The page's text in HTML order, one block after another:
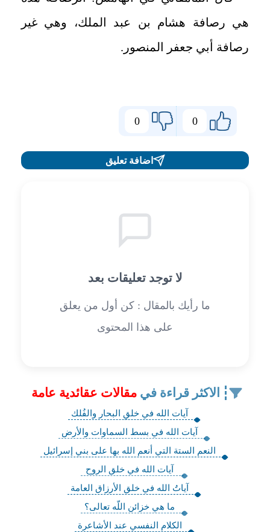
هي رصافة هشام بن عبد الملك، وهي غير
رصافة أبي جعفر المنصور.
0
0
اضافة تعليق
لا توجد تعليقات بعد
ما رأيك بالمقال : كن أول من يعلق
على هذا المحتوى
الاكثر قراءة في مقالات عقائدية عامة
آيات الله في خلقِ البحار والفُلك‏
آيات الله في بسط السماوات والأرض‏
النعم الستة التي أنعم الله بها على بني إسرائيل
آيات الله في خلق الروح‏
آياتُ الله في خلق الأرزاق العامة
ما هي خزائن اللّه تعالى؟
الكلام النفسي عند الأشاعرة